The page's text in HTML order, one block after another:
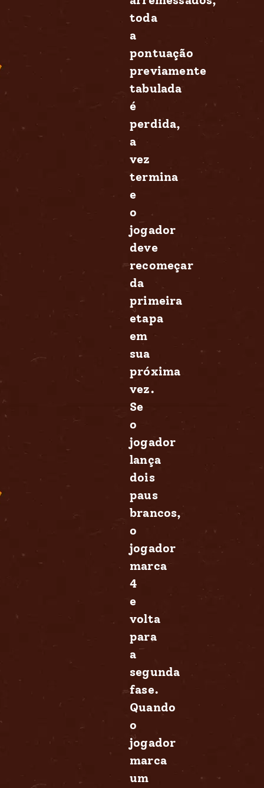
toda
a
pontuação
previamente
tabulada
é
perdida,
a
vez
termina
e
o
jogador
deve
recomeçar
da
primeira
etapa
em
sua
próxima
vez.
Se
o
jogador
lança
dois
paus
brancos,
o
jogador
marca
4
e
volta
para
a
segunda
fase.
Quando
o
jogador
marca
um